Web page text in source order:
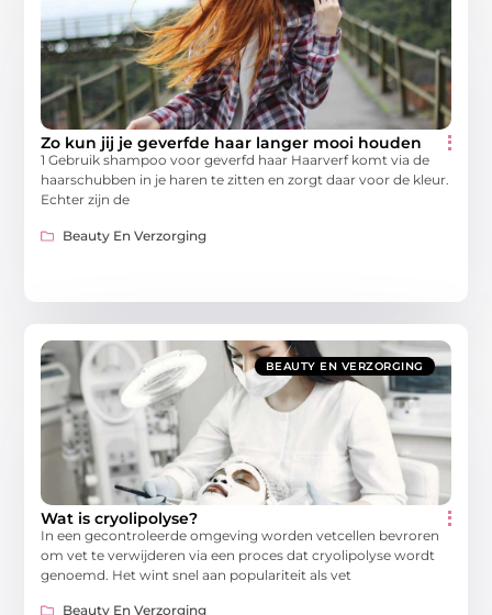
Zo kun jij je geverfde haar langer mooi houden
1 Gebruik shampoo voor geverfd haar Haarverf komt via de
haarschubben in je haren te zitten en zorgt daar voor de kleur.
Echter zijn de
Beauty En Verzorging
BEAUTY EN VERZORGING
Wat is cryolipolyse?
In een gecontroleerde omgeving worden vetcellen bevroren
om vet te verwijderen via een proces dat cryolipolyse wordt
genoemd. Het wint snel aan populariteit als vet
Beauty En Verzorging